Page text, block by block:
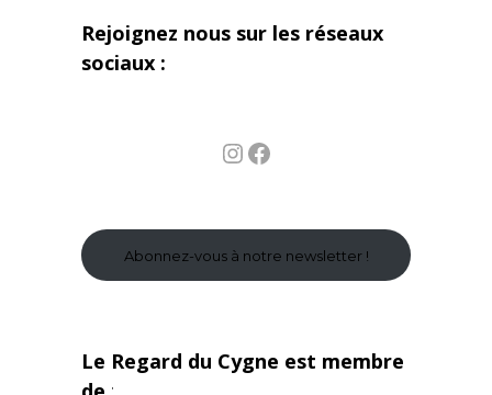
Rejoignez nous sur les réseaux
sociaux :
InstagramFacebook
Abonnez-vous à notre newsletter !
Le Regard du Cygne est membre